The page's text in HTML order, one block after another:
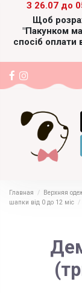
З 26.07 до
Щоб
"Пакунком
спосіб
Главная Верхняя
шапки від 0 до 12 міс